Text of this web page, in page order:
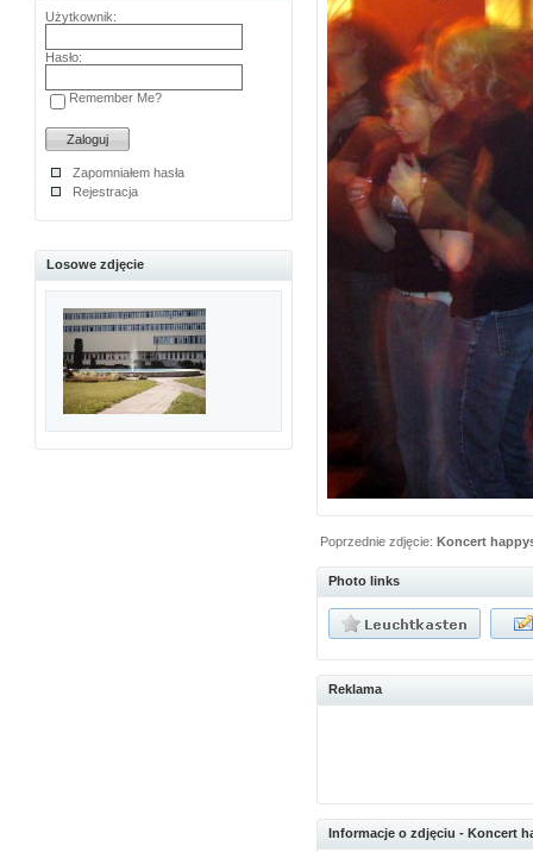
Użytkownik:
Hasło:
Remember Me?
Zapomniałem hasła
Rejestracja
Losowe zdjęcie
Poprzednie zdjęcie:Koncert
Photo links
Reklama
Informacje o zdjęciu - Koncert